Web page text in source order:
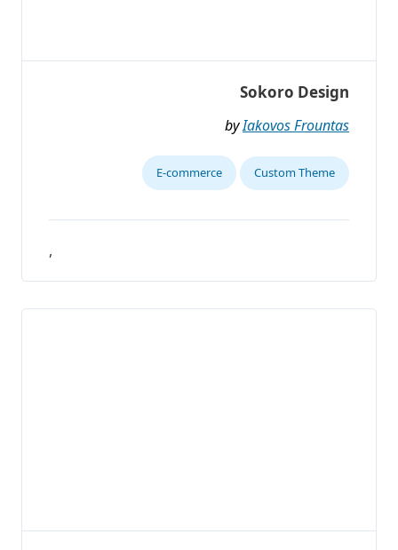
Sokoro Design
byIakovos Frountas
Custom Theme
E-commerce
,